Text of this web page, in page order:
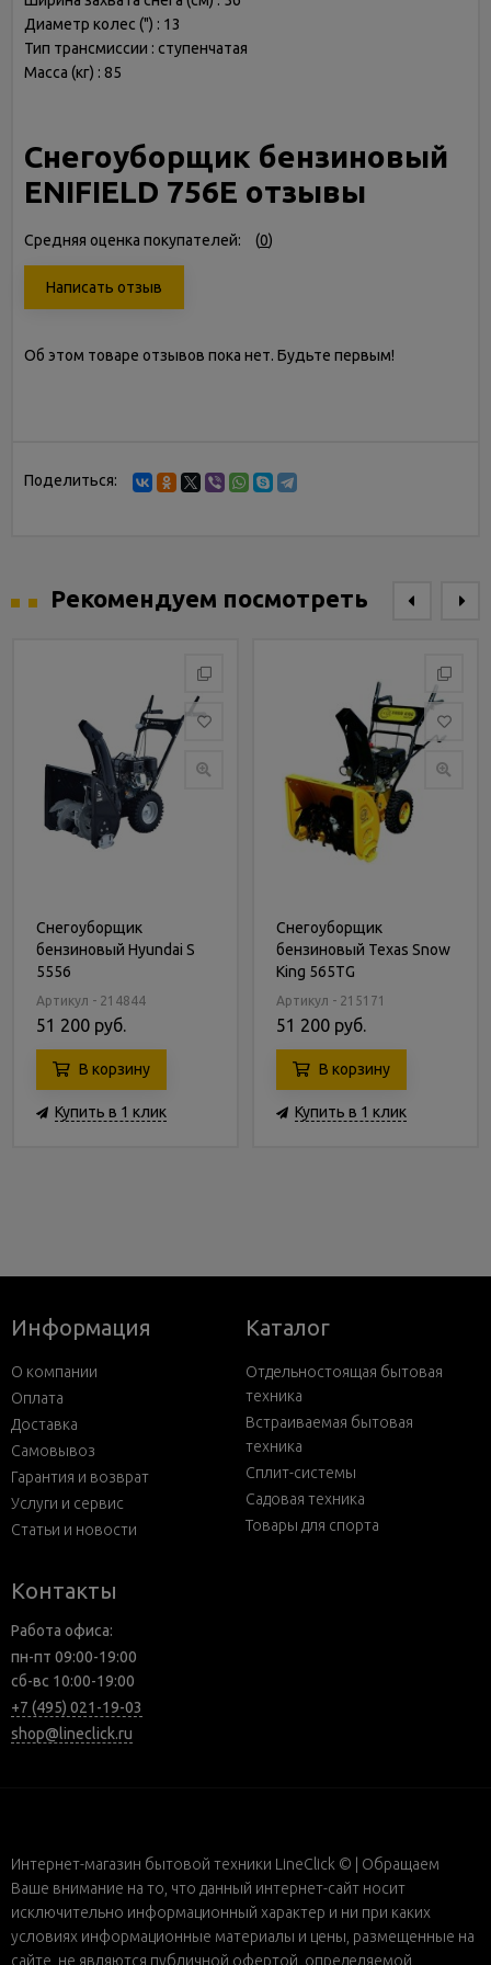
Диаметр колес (") : 13
Тип трансмиссии : ступенчатая
Масса (кг) : 85
Снегоуборщик бензиновый
ENIFIELD 756Е отзывы
Средняя оценка покупателей: (0)
Написать отзыв
Об этом товаре отзывов пока нет. Будьте первым!
Поделиться:
Рекомендуем посмотреть
Снегоуборщик
бензиновый Hyundai S
5556
Артикул - 214844
51 200 руб.
В корзину
Купить в 1 клик
Снегоуборщик
бензиновый Texas Snow
King 565TG
Артикул - 215171
51 200 руб.
В корзину
Купить в 1 клик
Информация
О компании
Оплата
Доставка
Самовывоз
Гарантия и возврат
Услуги и сервис
Статьи и новости
Каталог
Отдельностоящая бытовая
техника
Встраиваемая бытовая
техника
Сплит-системы
Садовая техника
Товары для спорта
Контакты
Работа офиса:
пн-пт 09:00-19:00
сб-вс 10:00-19:00
+7 (495) 021-19-03
shop@lineclick.ru
Интернет-магазин бытовой техники LineClick © | Обращаем
Ваше внимание на то, что данный интернет-сайт носит
исключительно информационный характер и ни при каких
условиях информационные материалы и цены, размещенные на
сайте, не являются публичной офертой, определяемой